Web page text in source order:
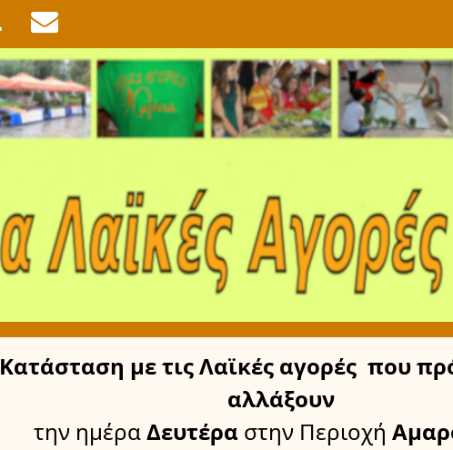
Κατάσταση με τις Λαϊκές αγορές που
αλλάξουν
την ημέραΔευτέρα στην Περιοχή